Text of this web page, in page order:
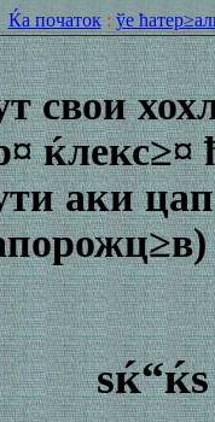
Ќа початок: ўе
свои
аки